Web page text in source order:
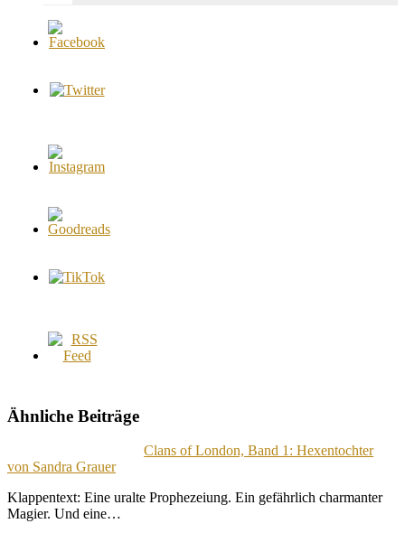
Ähnliche Beiträge
Clans of London, Band 1: Hexentochter
von Sandra Grauer
Klappentext: Eine uralte Prophezeiung. Ein gefährlich charmanter
Magier. Und eine…